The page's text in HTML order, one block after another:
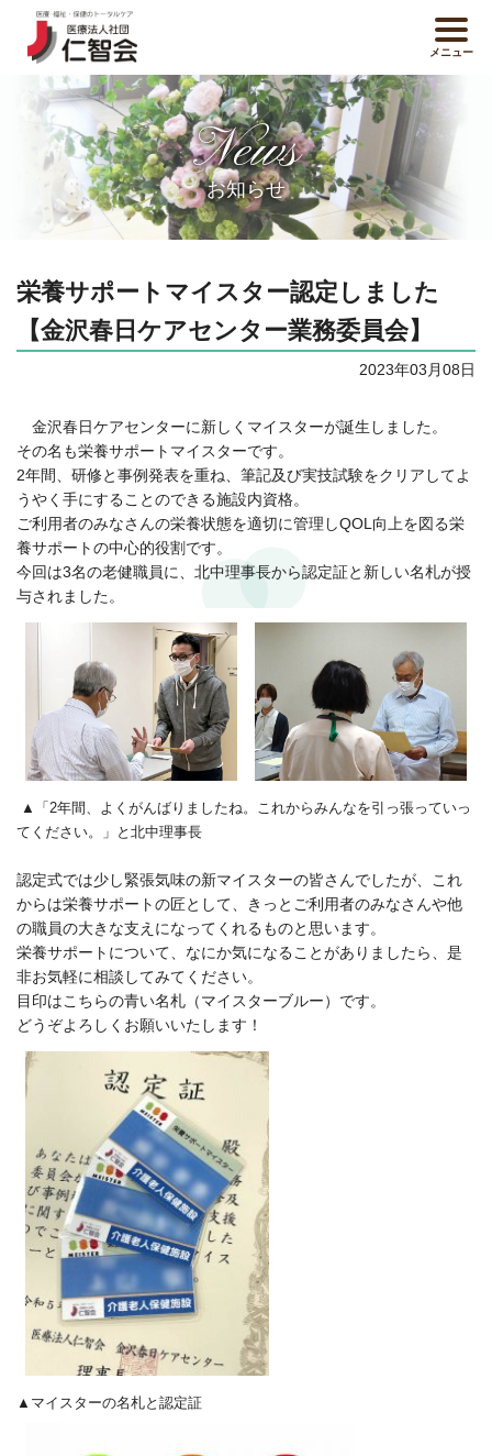
メニュー
News
お知らせ
栄養サポートマイスター認定しました
【金沢春日ケアセンター業務委員会】
2023年03月08日
金沢春日ケアセンターに新しくマイスターが誕生しました。
その名も栄養サポートマイスターです。
2年間、研修と事例発表を重ね、筆記及び実技試験をクリアしてよ
うやく手にすることのできる施設内資格。
ご利用者のみなさんの栄養状態を適切に管理しQOL向上を図る栄
養サポートの中心的役割です。
今回は3名の老健職員に、北中理事長から認定証と新しい名札が授
与されました。
▲「2年間、よくがんばりましたね。これからみんなを引っ張っていっ
てください。」と北中理事長
認定式では少し緊張気味の新マイスターの皆さんでしたが、これ
からは栄養サポートの匠として、きっとご利用者のみなさんや他
の職員の大きな支えになってくれるものと思います。
栄養サポートについて、なにか気になることがありましたら、是
非お気軽に相談してみてください。
目印はこちらの青い名札（マイスターブルー）です。
どうぞよろしくお願いいたします！
▲マイスターの名札と認定証